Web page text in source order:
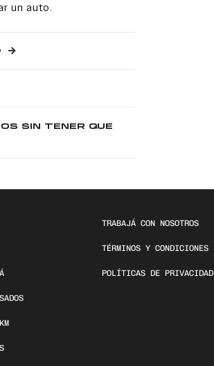
un auto.
SIN TENER QUE
TRABAJÁ CON NOSOTROS
TÉRMINOS Y CONDICIONES
POLÍTICAS DE PRIVACIDAD